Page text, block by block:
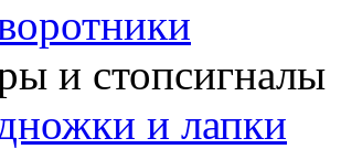
и стопсигналы
и лапки